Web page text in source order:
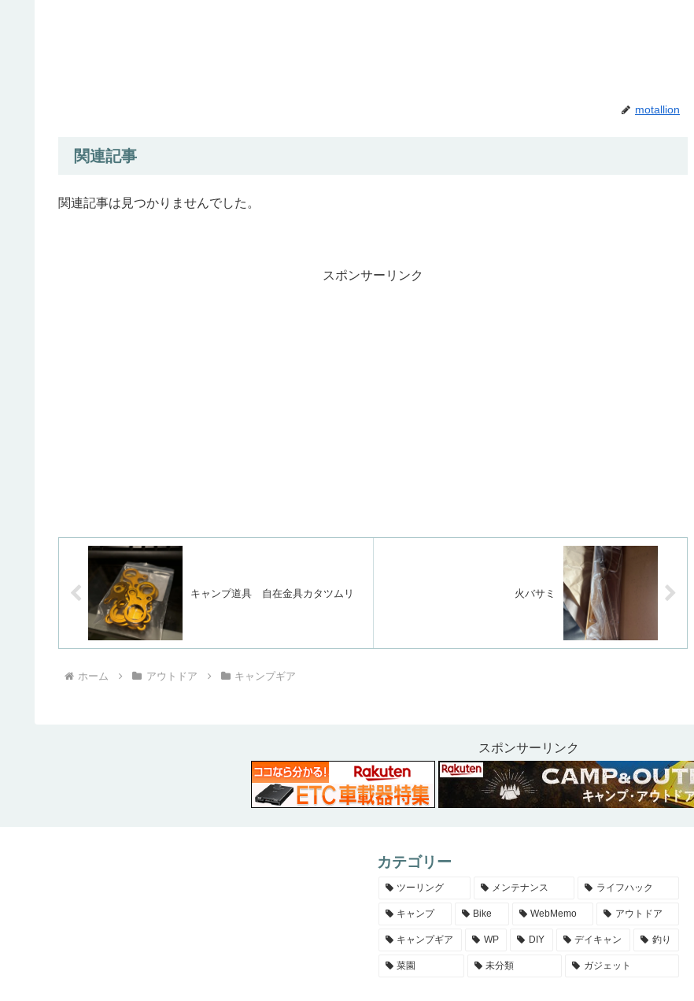
motallion
関連記事
関連記事は見つかりませんでした。
スポンサーリンク
キャンプ道具 自在金具カタツムリ 火バサミ
ホーム アウトドア キャンプギア
スポンサーリンク
カテゴリー
ツーリング メンテナンス ライフハック
キャンプ Bike WebMemo アウトドア
キャンプギア WP DIY デイキャン 釣り
菜園 未分類 ガジェット